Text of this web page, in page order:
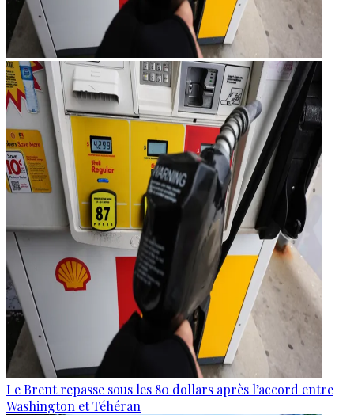
Le Brent repasse sous les 80 dollars après l’accord entre
Washington et Téhéran